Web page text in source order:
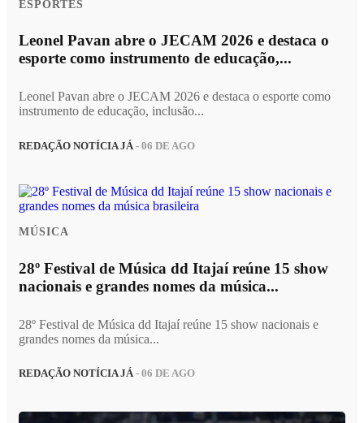
ESPORTES
Leonel Pavan abre o JECAM 2026 e destaca o
esporte como instrumento de educação,...
Leonel Pavan abre o JECAM 2026 e destaca o esporte como
instrumento de educação, inclusão...
REDAÇÃO NOTÍCIA JÁ- 06 DE AGO
MÚSICA
28º Festival de Música dd Itajaí reúne 15 show
nacionais e grandes nomes da música...
28º Festival de Música dd Itajaí reúne 15 show nacionais e
grandes nomes da música...
REDAÇÃO NOTÍCIA JÁ- 06 DE AGO